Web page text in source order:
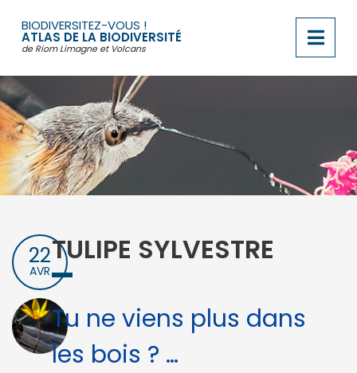
contenu
BIODIVERSITEZ-VOUS !
ATLAS DE LA BIODIVERSITÉ
de Riom Limagne et Volcans
22
AVR
TULIPE SYLVESTRE
Tu ne viens plus dans
les bois ? …